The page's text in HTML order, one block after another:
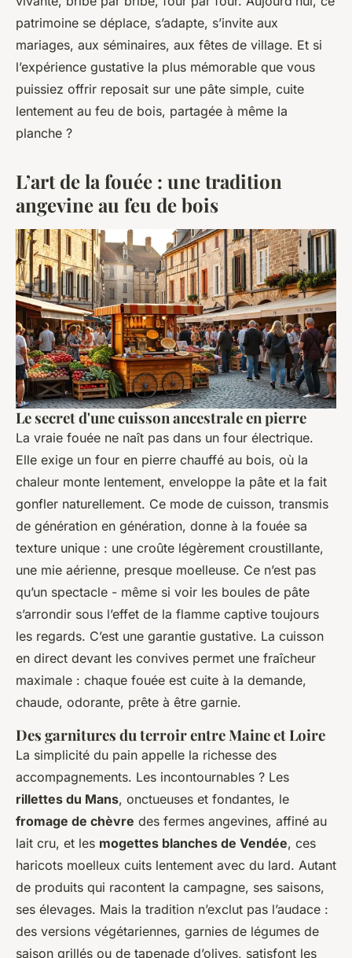
patrimoine se déplace, s’adapte, s’invite aux
mariages, aux séminaires, aux fêtes de village. Et si
l’expérience gustative la plus mémorable que vous
puissiez offrir reposait sur une pâte simple, cuite
lentement au feu de bois, partagée à même la
planche ?
L’art de la fouée : une tradition
angevine au feu de bois
Le secret d'une cuisson ancestrale en pierre
La vraie fouée ne naît pas dans un four électrique.
Elle exige un four en pierre chauffé au bois, où la
chaleur monte lentement, enveloppe la pâte et la fait
gonfler naturellement. Ce mode de cuisson, transmis
de génération en génération, donne à la fouée sa
texture unique : une croûte légèrement croustillante,
une mie aérienne, presque moelleuse. Ce n’est pas
qu’un spectacle - même si voir les boules de pâte
s’arrondir sous l’effet de la flamme captive toujours
les regards. C’est une garantie gustative. La cuisson
en direct devant les convives permet une fraîcheur
maximale : chaque fouée est cuite à la demande,
chaude, odorante, prête à être garnie.
Des garnitures du terroir entre Maine et Loire
La simplicité du pain appelle la richesse des
accompagnements. Les incontournables ? Les
rillettes du Mans, onctueuses et fondantes, le
fromage de chèvre des fermes angevines, affiné au
lait cru, et les mogettes blanches de Vendée, ces
haricots moelleux cuits lentement avec du lard. Autant
de produits qui racontent la campagne, ses saisons,
ses élevages. Mais la tradition n’exclut pas l’audace :
des versions végétariennes, garnies de légumes de
saison grillés ou de tapenade d’olives, satisfont les